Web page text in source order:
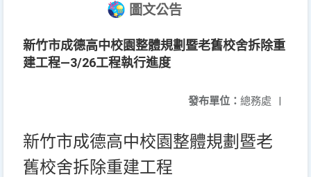
圖文公告
新竹市成德高中校園整體規劃暨老舊校舍拆除重
建工程—3/26工程執行進度
發布單位： 總務處 |
新竹市成德高中校園整體規劃暨老
舊校舍拆除重建工程